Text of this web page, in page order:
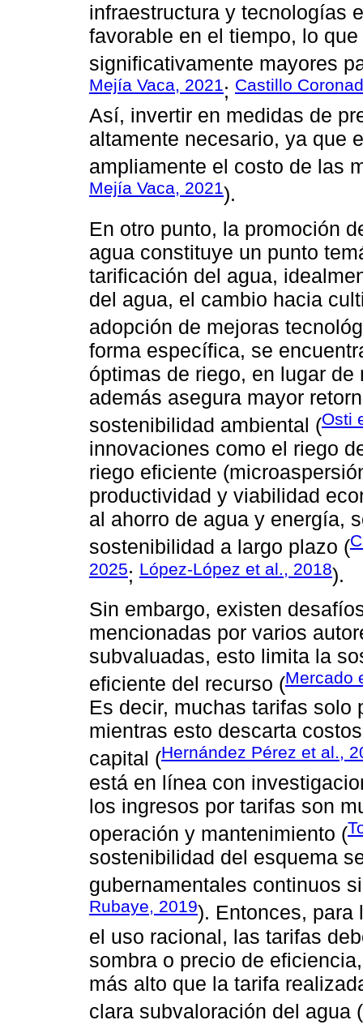
infraestructura y tecnologías
favorable en el tiempo, lo
significativamente mayores
Mejía Vaca, 2021; Castillo
Así, invertir en medidas de
altamente necesario, ya que
ampliamente el costo de las
Mejía Vaca, 2021).
En otro punto, la promoción
agua constituye un punto
tarificación del agua,
del agua, el cambio hacia
adopción de mejoras
forma específica, se
óptimas de riego, en lugar
además asegura mayor
sostenibilidad ambiental (Osti
innovaciones como el riego
riego eficiente
productividad y viabilidad
al ahorro de agua y energía,
sostenibilidad a largo plazo (
2025; López-López et al., 2018).
Sin embargo, existen
mencionadas por varios
subvaluadas, esto limita la
eficiente del recurso (Mercado
Es decir, muchas tarifas solo
mientras esto descarta
capital (Hernández Pérez et al.,
está en línea con
los ingresos por tarifas son
operación y mantenimiento (
sostenibilidad del esquema
gubernamentales continuos
Rubaye, 2019). Entonces, para
el uso racional, las tarifas
sombra o precio de
más alto que la tarifa
clara subvaloración del agua (